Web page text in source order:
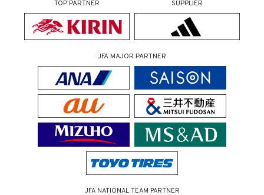
TOP PARTNER
SUPPLIER
JFA MAJOR PARTNER
JFA NATIONAL TEAM PARTNER